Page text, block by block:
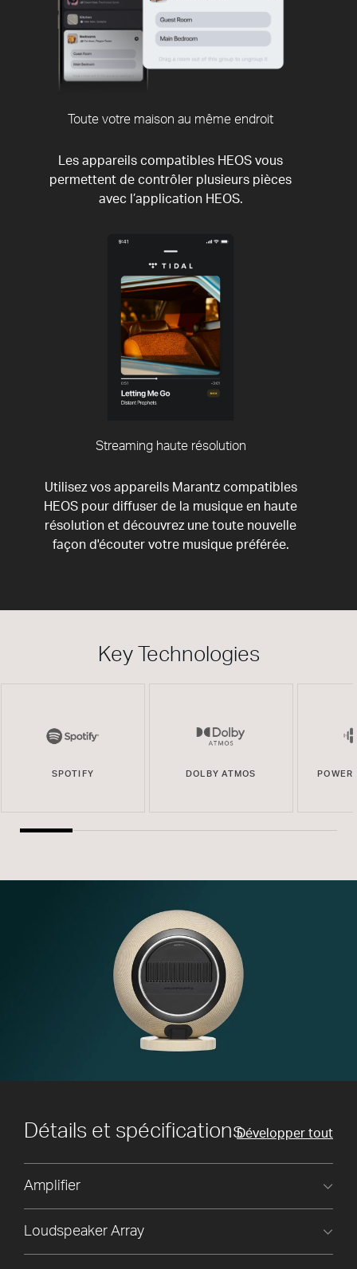
Toute votre maison au même endroit
Les appareils compatibles HEOS vous
permettent de contrôler plusieurs pièces
avec l’application HEOS.
Streaming haute résolution
Utilisez vos appareils Marantz compatibles
HEOS pour diffuser de la musique en haute
résolution et découvrez une toute nouvelle
façon d'écouter votre musique préférée.
Key Technologies
SPOTIFY DOLBY ATMOS
Détails et spécificationsDévelopper tout
Amplifier
Loudspeaker Array